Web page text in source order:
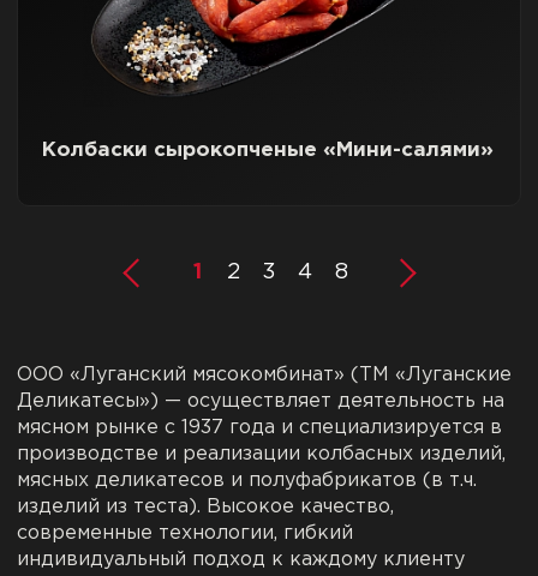
Колбаски сырокопченые «Мини-салями»
1 2 3 4 8
ООО «Луганский мясокомбинат» (ТМ «Луганские
Деликатесы») — осуществляет деятельность на
мясном рынке с 1937 года и специализируется в
производстве и реализации колбасных изделий,
мясных деликатесов и полуфабрикатов (в т.ч.
изделий из теста). Высокое качество,
современные технологии, гибкий
индивидуальный подход к каждому клиенту